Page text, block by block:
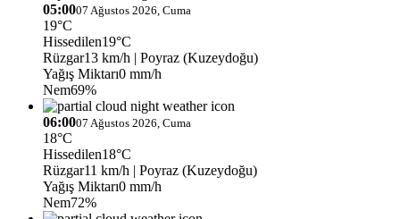
05:0007 Ağustos 2026, Cuma
19°C
Hissedilen19°C
Rüzgar13 km/h | Poyraz (Kuzeydoğu)
Yağış Miktarı0 mm/h
Nem69%
06:0007 Ağustos 2026, Cuma
18°C
Hissedilen18°C
Rüzgar11 km/h | Poyraz (Kuzeydoğu)
Yağış Miktarı0 mm/h
Nem72%